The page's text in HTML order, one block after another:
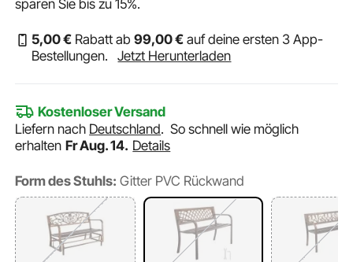
sparen Sie bis zu15%.
5,00€ Rabatt ab99,00€ auf deine ersten 3 App-
Bestellungen.
Jetzt Herunterladen
Kostenloser Versand
Liefern nach Deutschland.So schnell wie möglich
erhalten Fr Aug. 14. Details
Form des Stuhls: Gitter PVC Rückwand